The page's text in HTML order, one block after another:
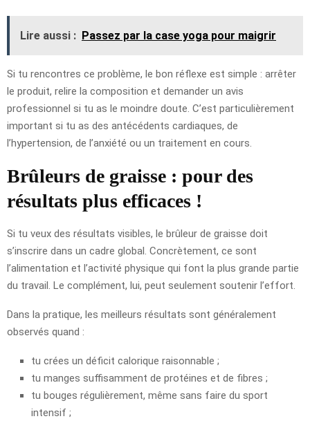
Lire aussi : Passez par la case yoga pour maigrir
Si tu rencontres ce problème, le bon réflexe est simple : arrêter
le produit, relire la composition et demander un avis
professionnel si tu as le moindre doute. C’est particulièrement
important si tu as des antécédents cardiaques, de
l’hypertension, de l’anxiété ou un traitement en cours.
Brûleurs de graisse : pour des
résultats plus efficaces !
Si tu veux des résultats visibles, le brûleur de graisse doit
s’inscrire dans un cadre global. Concrètement, ce sont
l’alimentation et l’activité physique qui font la plus grande partie
du travail. Le complément, lui, peut seulement soutenir l’effort.
Dans la pratique, les meilleurs résultats sont généralement
observés quand :
tu crées un déficit calorique raisonnable ;
tu manges suffisamment de protéines et de fibres ;
tu bouges régulièrement, même sans faire du sport
intensif ;